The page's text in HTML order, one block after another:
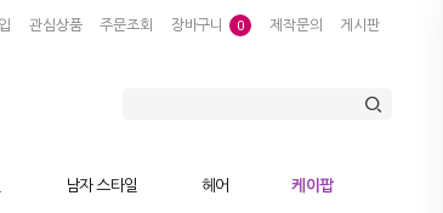
관심상품 주문조회 장바구니 0 제작문의 게시판
남자 스타일 헤어 케이팝